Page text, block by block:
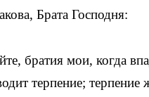
Брата Господня:
братия мои, когда
терпение;